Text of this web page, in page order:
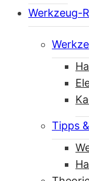
Werkzeug-
Tipps